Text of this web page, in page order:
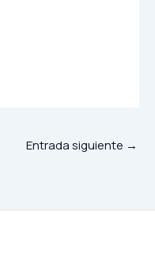
Entrada siguiente →